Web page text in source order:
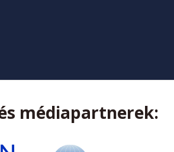
médiapartnerek: